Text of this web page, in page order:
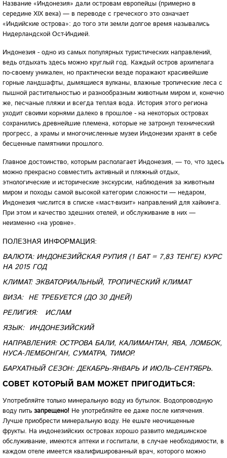
Название «Индонезия» дали островам европейцы (примерно в
середине XIX века) — в переводе с греческого это означает
«Индийские острова»: до того эти земли долгое время назывались
Нидерландской Ост-Индией.
Индонезия - одно из самых популярных туристических направлений,
ведь отдыхать здесь можно круглый год. Каждый остров архипелага
по-своему уникален, но практически везде поражают красивейшие
горные ландшафты, дымящиеся вулканы, влажные тропические леса с
пышной растительностью и разнообразным животным миром и, конечно
же, песчаные пляжи и всегда теплая вода. История этого региона
уходит своими корнями далеко в прошлое - на некоторых островах
сохранились древнейшие племена, которые не затронул технический
прогресс, а храмы и многочисленные музеи Индонезии хранят в себе
бесценные памятники прошлого.
Главное достоинство, которым располагает Индонезия, — то, что здесь
можно прекрасно совместить активный и пляжный отдых,
этнологические и исторические экскурсии, наблюдения за животным
миром и походы самой высокой категории сложности — недаром,
Индонезия числится в списке «маст-визит» направлений для хайкинга.
При этом и качество здешних отелей, и обслуживание в них —
неизменно «на уровне».
ПОЛЕЗНАЯ ИНФОРМАЦИЯ:
ВАЛЮТА: ИНДОНЕЗИЙСКАЯ РУПИЯ (1 БАТ = 7,83 ТЕНГЕ) КУРС
НА 2015 ГОД
КЛИМАТ: ЭКВАТОРИАЛЬНЫЙ, ТРОПИЧЕСКИЙ КЛИМАТ
ВИЗА: НЕ ТРЕБУЕТСЯ (ДО 30 ДНЕЙ)
РЕЛИГИЯ: ИСЛАМ
ЯЗЫК: ИНДОНЕЗИЙСКИЙ
НАПРАВЛЕНИЯ: ОСТРОВА БАЛИ, КАЛИМАНТАН, ЯВА, ЛОМБОК,
НУСА-ЛЕМБОНГАН, СУМАТРА, ТИМОР.
БАРХАТНЫЙ СЕЗОН: ДЕКАБРЬ-ЯНВАРЬ И ИЮЛЬ-СЕНТЯБРЬ.
СОВЕТ КОТОРЫЙ ВАМ МОЖЕТ ПРИГОДИТЬСЯ:
Употребляйте только минеральную воду из бутылок. Водопроводную
воду пить запрещено! Не употребляйте ее даже после кипячения.
Лучше приобрести минеральную воду. Не ешьте неочищенные
фрукты. На индонезийских островах хорошо развито медицинское
обслуживание, имеются аптеки и госпитали, в случае необходимости, в
каждом отеле имеется квалифицированный врач, которого можно